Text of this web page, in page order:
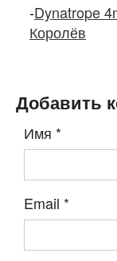
-Dynatrope
Королёв
Добавить
Имя *
Email *